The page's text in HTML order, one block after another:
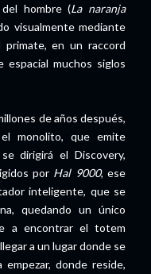
hombre (La naranja
visualmente mediante
en un raccord
espacial muchos siglos
de años después,
monolito, que emite
dirigirá el Discovery,
por Hal 9000, ese
inteligente, que se
quedando un único
a encontrar el totem
a un lugar donde se
donde reside,